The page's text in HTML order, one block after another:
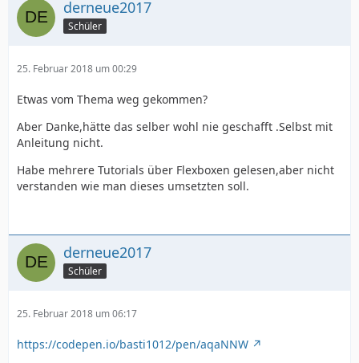
derneue2017
Schüler
25. Februar 2018 um 00:29
Etwas vom Thema weg gekommen?
Aber Danke,hätte das selber wohl nie geschafft .Selbst mit
Anleitung nicht.
Habe mehrere Tutorials über Flexboxen gelesen,aber nicht
verstanden wie man dieses umsetzten soll.
derneue2017
Schüler
25. Februar 2018 um 06:17
https://codepen.io/basti1012/pen/aqaNNW